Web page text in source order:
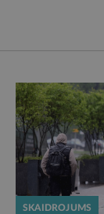
SKAIDROJUMS